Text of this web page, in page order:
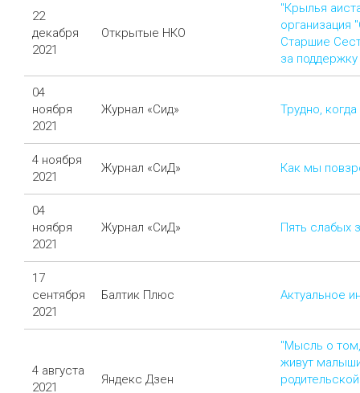
22
декабря
2021
Открытые НКО
"Крылья
организация
Старшие
за
04
ноября
2021
Журнал «Сид» Трудно, когда
4 ноября
2021
Журнал «СиД» Как мы
04
ноября
2021
Журнал «СиД» Пять слабых
17
сентября
2021
Балтик Плюс Актуальное
4 августа
2021
Яндекс Дзен
"Мысль о
живут